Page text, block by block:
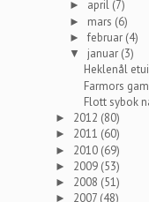
► april (7)
► mars (6)
►februar (4)
▼ januar (3)
Heklenål etui
Farmors
Flott sybok
► 2012 (80)
► 2011 (60)
► 2010 (69)
► 2009 (53)
► 2008 (51)
► 2007 (48)